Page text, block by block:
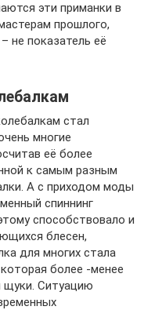
эти приманки в
прошлого,
не показатель её
стал
многие
её более
к самым разным
А с приходом моды
спиннинг
способствовало и
блесен,
для многих стала
более -менее
щуки. Ситуацию